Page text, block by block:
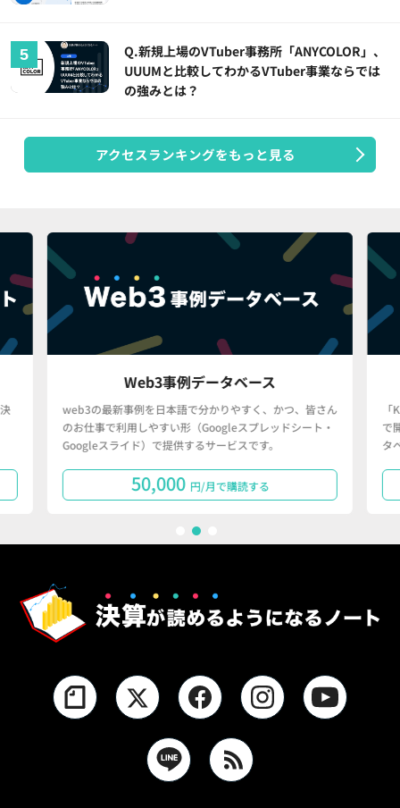
Q.新規上場のVTuber事務所「ANYCOLOR」、
UUUMと比較してわかるVTuber事業ならでは
の強みとは？
アクセスランキングをもっと見る
Web3事例データベース
web3の最新事例を日本語で分かりやすく、かつ、皆さん
のお仕事で利用しやすい形（Googleスプレッドシート・
Googleスライド）で提供するサービスです。
50,000 円/月で購読する
で
タ